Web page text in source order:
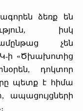
ձեռք են
իսկ
չեն
ի «Ծխախոտից
դոկտոր
պետք է հիմա
ապացույցների